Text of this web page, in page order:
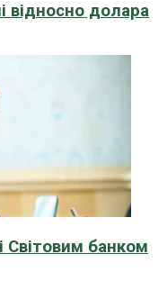
відносно долара
Світовим банком